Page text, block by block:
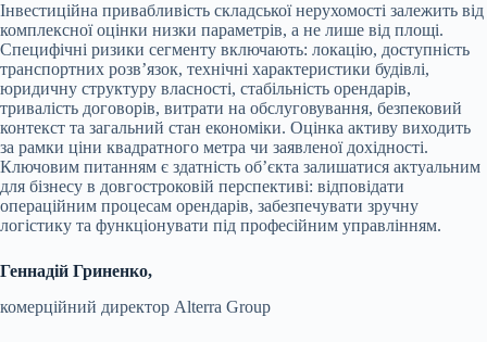
Інвестиційна привабливість складської нерухомості залежить від
комплексної оцінки низки параметрів, а не лише від площі.
Специфічні ризики сегменту включають: локацію, доступність
транспортних розв’язок, технічні характеристики будівлі,
юридичну структуру власності, стабільність орендарів,
тривалість договорів, витрати на обслуговування, безпековий
контекст та загальний стан економіки. Оцінка активу виходить
за рамки ціни квадратного метра чи заявленої дохідності.
Ключовим питанням є здатність об’єкта залишатися актуальним
для бізнесу в довгостроковій перспективі: відповідати
операційним процесам орендарів, забезпечувати зручну
логістику та функціонувати під професійним управлінням.
Геннадій Гриненко,
комерційний директор Alterra Group